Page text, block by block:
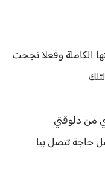
الكاملة وفعلا نجحت
من دلوقتي
حاجة تتصل بيا